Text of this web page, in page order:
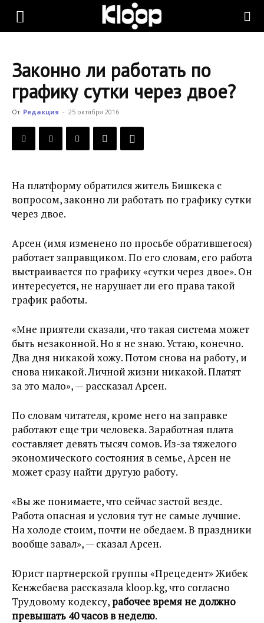
KLOOP.KG
Новости
Законно ли работать по
графику сутки через двое?
От Редакция - 25 октября 2016
На платформу обратился житель Бишкека с
вопросом, законно ли работать по графику сутки
через двое.
Арсен (имя изменено по просьбе обратившегося)
работает заправщиком. По его словам, его работа
выстраивается по графику «сутки через двое». Он
интересуется, не нарушает ли его права такой
график работы.
«Мне приятели сказали, что такая система может
быть незаконной. Но я не знаю. Устаю, конечно.
Два дня никакой хожу. Потом снова на работу, и
снова никакой. Личной жизни никакой. Платят
за это мало», — рассказал Арсен.
По словам читателя, кроме него на заправке
работают еще три человека. Заработная плата
составляет девять тысяч сомов. Из-за тяжелого
экономического состояния в семье, Арсен не
может сразу найти другую работу.
«Вы же понимаете, что сейчас застой везде.
Работа опасная и условия тут не самые лучшие.
На холоде стоим, почти не обедаем. В праздники
вообще завал», — сказал Арсен.
Юрист партнерской группы «Прецедент» Жибек
Кенжебаева рассказала kloop.kg, что согласно
Трудовому кодексу, рабочее время не должно
превышать 40 часов в неделю.